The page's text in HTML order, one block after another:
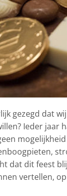
gezegd dat
Ieder jaar
dat dit feest
vertellen,